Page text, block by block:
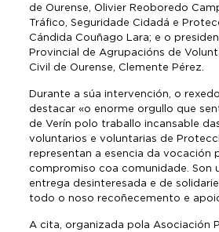
de Ourense, Olivier Reoboredo
Tráfico, Seguridade Cidadá e
Cándida Couñago Lara; e o
Provincial de Agrupacións de
Civil de Ourense, Clemente Pérez.
Durante a súa intervención, o
destacar «o enorme orgullo que
de Verín polo traballo incansable
voluntarios e voluntarias de
representan a esencia da vocación
compromiso coa comunidade. Son
entrega desinteresada e de
todo o noso recoñecemento e
A cita, organizada pola Asociación